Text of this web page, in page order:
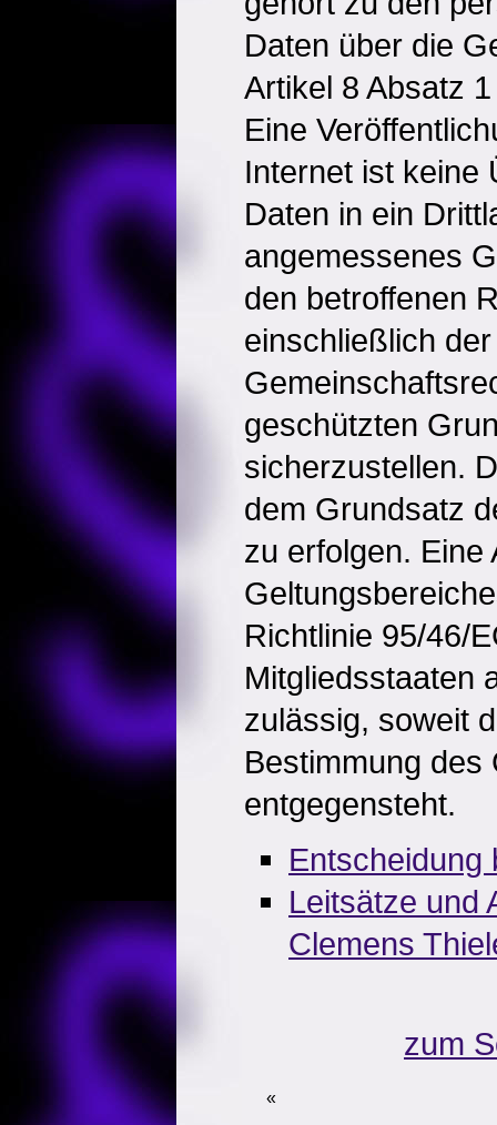
Daten über die
Artikel 8 Absatz
Eine
Internet ist keine
Daten in ein
angemessenes
den betroffenen
einschließlich
geschützten
sicherzustellen.
dem Grundsatz
zu erfolgen. Eine
Richtlinie 95/46/
Mitgliedsstaaten
zulässig, soweit
Bestimmung
entgegensteht.
Entscheidung
Leitsätze und
Clemens
zum
«